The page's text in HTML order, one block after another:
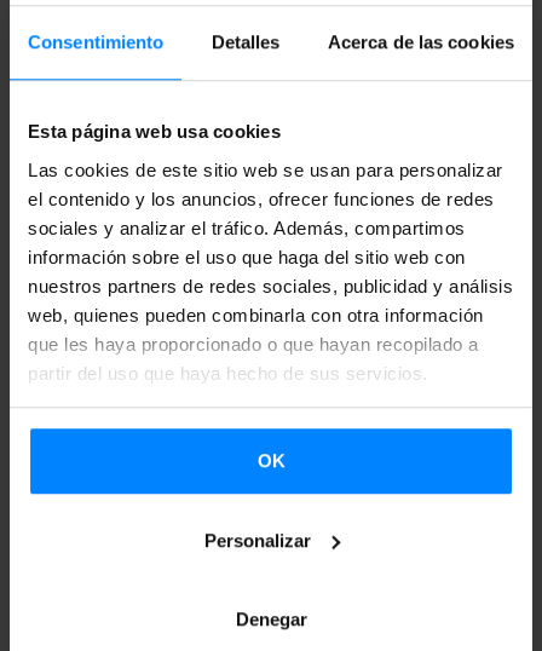
Consentimiento Detalles Acerca de las cookies
Esta página web usa cookies
Las cookies de este sitio web se usan para personalizar
el contenido y los anuncios, ofrecer funciones de redes
sociales y analizar el tráfico. Además, compartimos
información sobre el uso que haga del sitio web con
nuestros partners de redes sociales, publicidad y análisis
web, quienes pueden combinarla con otra información
que les haya proporcionado o que hayan recopilado a
partir del uso que haya hecho de sus servicios.
OK
Personalizar
Denegar
BASQUE. BOOKS. - EL PORTAL DE
MUESTRAS DE LITERATURA EN EUSKERA
Etxepare Euskal Institutua ha puesto en marcha el
portal de muestras de literatura en euskera. ¿Qué es?